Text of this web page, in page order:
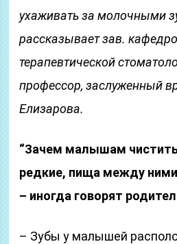
ухаживать за молочными
рассказывает зав.
терапевтической
профессор, заслуженный
Елизарова.
“Зачем малышам
редкие, пища между ними
– иногда говорят
– Зубы у малышей